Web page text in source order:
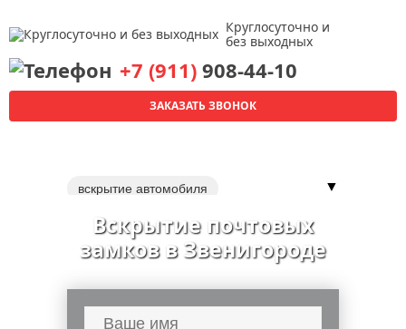
Круглосуточно и
без выходных
+7 (911) 908-44-10
ЗАКАЗАТЬ ЗВОНОК
вскрытие автомобиля
вскрытие квартир
замена дверных замков
перекодировка замка
▼
Вскрытие почтовых
замков в Звенигороде